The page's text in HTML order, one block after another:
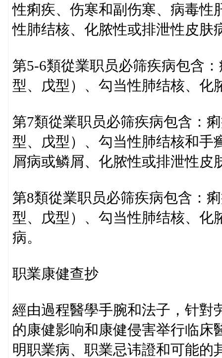
性痢疾、伤寒和副伤寒、病毒性
性肺结核、化脓性或排泄性皮肤
第5-6類從業职员必筛疾病包含
型、戊型）、勾当性肺结核、化
第7類從業职员必筛疾病包含：
型、戊型）、勾当性肺结核和手
屑病或鳞屑、化脓性或排泄性皮
第8類從業职员必筛疾病包含：
型、戊型）、勾当性肺结核、化
病。
职業康健查抄
經由過程醫學手腕和法子，针對
的康健影响和康健侵害举行临床
明职業病、职業忌讳證和可能的